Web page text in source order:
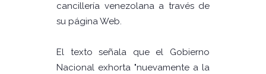
cancillería venezolana a través de
su página Web.
El texto señala que el Gobierno
Nacional exhorta "nuevamente a la